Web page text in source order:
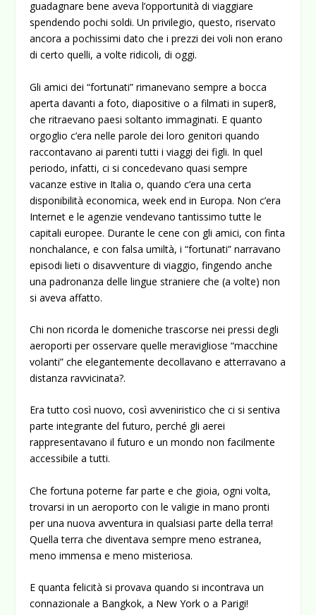
guadagnare bene aveva l’opportunità di viaggiare
spendendo pochi soldi. Un privilegio, questo, riservato
ancora a pochissimi dato che i prezzi dei voli non erano
di certo quelli, a volte ridicoli, di oggi.
Gli amici dei “fortunati” rimanevano sempre a bocca
aperta davanti a foto, diapositive o a filmati in super8,
che ritraevano paesi soltanto immaginati. E quanto
orgoglio c’era nelle parole dei loro genitori quando
raccontavano ai parenti tutti i viaggi dei figli. In quel
periodo, infatti, ci si concedevano quasi sempre
vacanze estive in Italia o, quando c’era una certa
disponibilità economica, week end in Europa. Non c’era
Internet e le agenzie vendevano tantissimo tutte le
capitali europee. Durante le cene con gli amici, con finta
nonchalance, e con falsa umiltà, i “fortunati” narravano
episodi lieti o disavventure di viaggio, fingendo anche
una padronanza delle lingue straniere che (a volte) non
si aveva affatto.
Chi non ricorda le domeniche trascorse nei pressi degli
aeroporti per osservare quelle meravigliose “macchine
volanti” che elegantemente decollavano e atterravano a
distanza ravvicinata?.
Era tutto così nuovo, così avveniristico che ci si sentiva
parte integrante del futuro, perché gli aerei
rappresentavano il futuro e un mondo non facilmente
accessibile a tutti.
Che fortuna poterne far parte e che gioia, ogni volta,
trovarsi in un aeroporto con le valigie in mano pronti
per una nuova avventura in qualsiasi parte della terra!
Quella terra che diventava sempre meno estranea,
meno immensa e meno misteriosa.
E quanta felicità si provava quando si incontrava un
connazionale a Bangkok, a New York o a Parigi!